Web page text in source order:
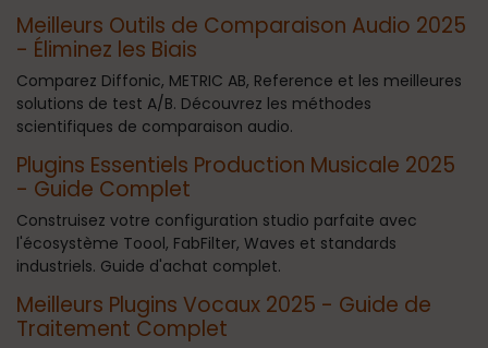
Meilleurs Outils de Comparaison Audio 2025
- Éliminez les Biais
Comparez Diffonic, METRIC AB, Reference et les meilleures
solutions de test A/B. Découvrez les méthodes
scientifiques de comparaison audio.
Plugins Essentiels Production Musicale 2025
- Guide Complet
Construisez votre configuration studio parfaite avec
l'écosystème Toool, FabFilter, Waves et standards
industriels. Guide d'achat complet.
Meilleurs Plugins Vocaux 2025 - Guide de
Traitement Complet